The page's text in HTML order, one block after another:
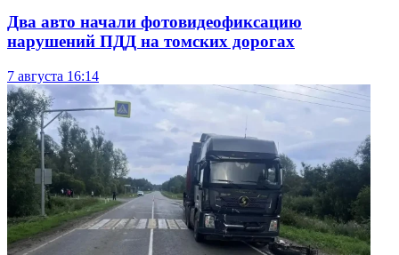
Два авто начали фотовидеофиксацию
нарушений ПДД на томских дорогах
7 августа 16:14